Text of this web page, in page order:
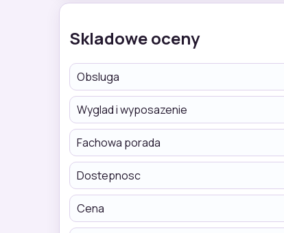
Skladowe oceny
Obsluga
Wyglad i wyposazenie
Fachowa porada
Dostepnosc
Cena